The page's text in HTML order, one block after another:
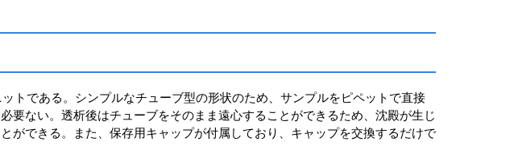
トである。シンプルなチューブ型の形状のため、サンプルをピペットで直接
要ない。透析後はチューブをそのまま遠心することができるため、沈殿が生じ
ができる。また、保存用キャップが付属しており、キャップを交換するだけで